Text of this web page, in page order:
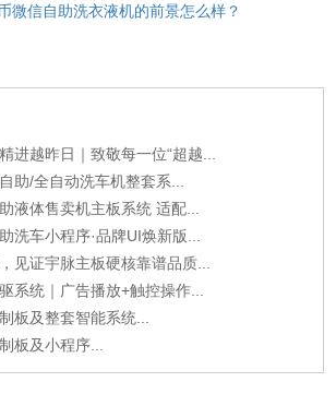
微信自助洗衣液机的前景怎么样？
进越昨日｜致敬每一位“超越...
助/全自动洗车机整套系...
液体售卖机主板系统 适配...
洗车小程序·品牌UI焕新版...
见证宇脉主板硬核靠谱品质...
系统｜广告播放+触控操作...
板及整套智能系统...
板及小程序...